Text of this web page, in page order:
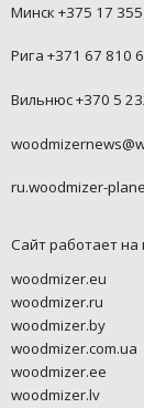
Минск +375 17
Рига +371 67 810
Вильнюс +370 5
ru.woodmizer-
Сайт работает
woodmizer.eu
woodmizer.ru
woodmizer.by
woodmizer.com.ua
woodmizer.ee
woodmizer.lv